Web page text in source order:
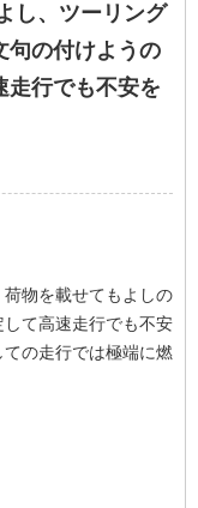
し、ツーリング
句の付けようの
走行でも不安を
物を載せてもよしの
て高速走行でも不安
の走行では極端に燃